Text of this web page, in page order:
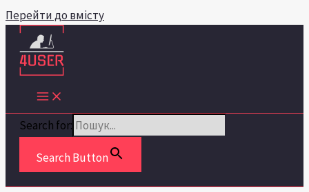
Перейти до вмісту
Search for:
Search Button